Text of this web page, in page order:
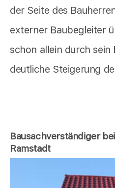
der Seite des
externer Baubegleiter
schon allein durch sein
deutliche Steigerung
Bausachverständiger
Ramstadt